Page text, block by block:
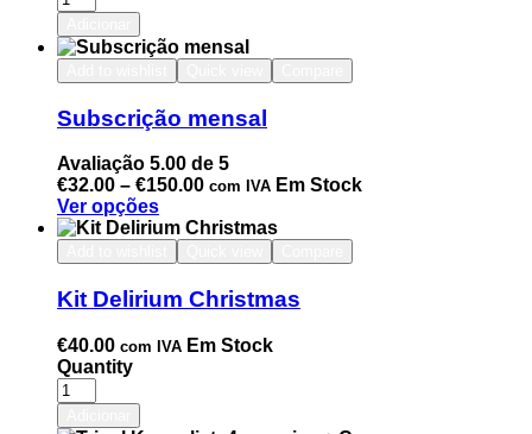
Subscrição mensal
Avaliação 5.00 de 5
€32.00 – €150.00 com IVA Em Stock
Ver opções
Kit Delirium Christmas
€40.00 com IVA Em Stock
Quantity